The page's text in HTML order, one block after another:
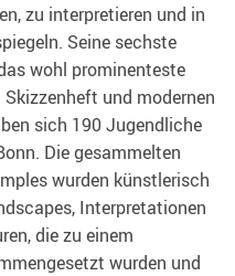
zu interpretieren und in
Seine sechste
wohl prominenteste
und modernen
sich 190 Jugendliche
Die gesammelten
wurden künstlerisch
Interpretationen
die zu einem
wurden und